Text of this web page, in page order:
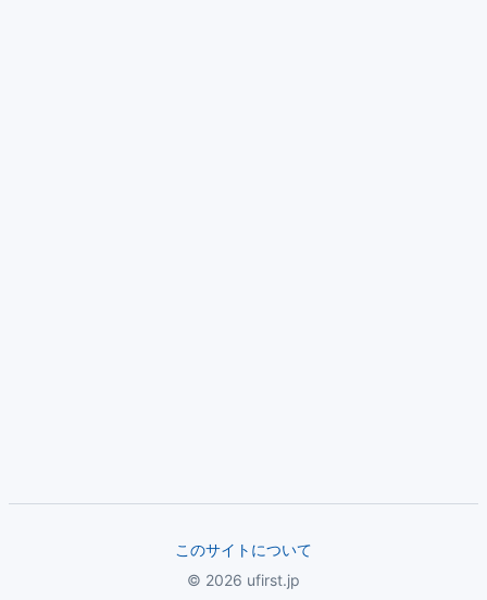
このサイトについて
© 2026 ufirst.jp